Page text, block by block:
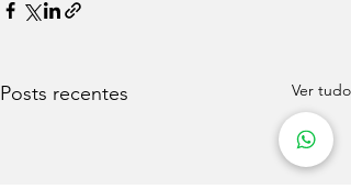
Posts recentes Ver tudo